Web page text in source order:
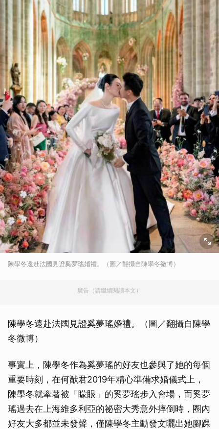
陳學冬遠赴法國見證奚夢瑤婚禮。（圖／翻攝自陳學冬微博）
廣告（請繼續閱讀本文）
陳學冬遠赴法國見證奚夢瑤婚禮。（圖／翻攝自陳學
冬微博）
事實上，陳學冬作為奚夢瑤的好友也參與了她的每個
重要時刻，在何猷君2019年精心準備求婚儀式上，
陳學冬就牽著被「矇眼」的奚夢瑤步入會場，而奚夢
瑤過去在上海維多利亞的祕密大秀意外摔倒時，圈內
好友大多都並未發聲，僅陳學冬主動發文曬出她腳踝